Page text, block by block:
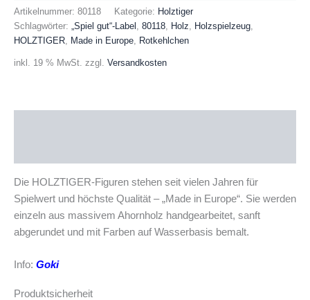
Artikelnummer: 80118 Kategorie: Holztiger
Schlagwörter: „Spiel gut“-Label , 80118, Holz, Holzspielzeug,
HOLZTIGER, Made in Europe, Rotkehlchen
inkl. 19 % MwSt. zzgl. Versandkosten
Die HOLZTIGER-Figuren stehen seit vielen Jahren für
Spielwert und höchste Qualität – „Made in Europe“. Sie werden
einzeln aus massivem Ahornholz handgearbeitet, sanft
abgerundet und mit Farben auf Wasserbasis bemalt.
Info: Goki
Produktsicherheit